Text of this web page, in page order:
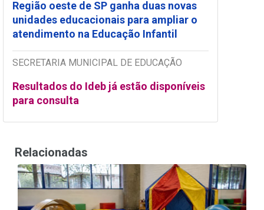
Região oeste de SP ganha duas novas
unidades educacionais para ampliar o
atendimento na Educação Infantil
SECRETARIA MUNICIPAL DE EDUCAÇÃO
Resultados do Ideb já estão disponíveis
para consulta
Relacionadas